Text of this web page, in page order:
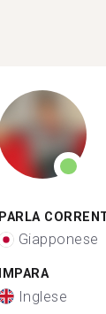
PARLA
Giapponese
IMPARA
Inglese